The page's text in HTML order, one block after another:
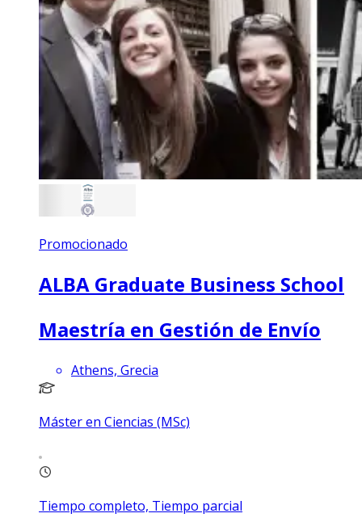
Promocionado
ALBA Graduate Business School
Maestría en Gestión de Envío
Athens, Grecia
Máster en Ciencias (MSc)
Tiempo completo, Tiempo parcial